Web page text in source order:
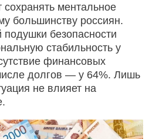
ментальное
большинству россиян.
безопасности
стабильность у
финансовых
долгов — у 64%. Лишь
не влияет на